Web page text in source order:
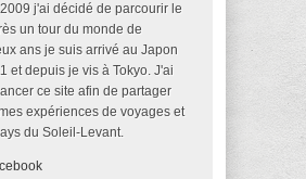
j'ai décidé de parcourir le
un tour du monde de
ans je suis arrivé au Japon
et depuis je vis à Tokyo. J'ai
ce site afin de partager
expériences de voyages et
du Soleil-Levant.